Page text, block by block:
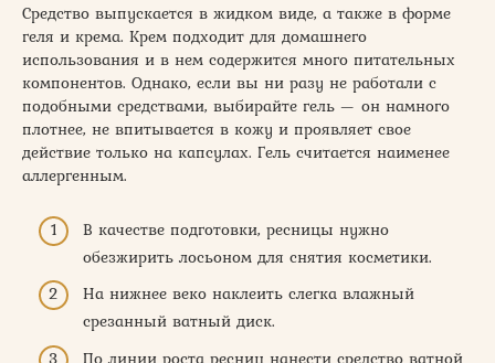
Средство выпускается в жидком виде, а также в форме
геля и крема. Крем подходит для домашнего
использования и в нем содержится много питательных
компонентов. Однако, если вы ни разу не работали с
подобными средствами, выбирайте гель — он намного
плотнее, не впитывается в кожу и проявляет свое
действие только на капсулах. Гель считается наименее
аллергенным.
В качестве подготовки, ресницы нужно
обезжирить лосьоном для снятия косметики.
На нижнее веко наклеить слегка влажный
срезанный ватный диск.
По линии роста ресниц нанести средство ватной